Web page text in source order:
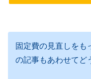
固定費の見直しをも
の記事もあわせてど